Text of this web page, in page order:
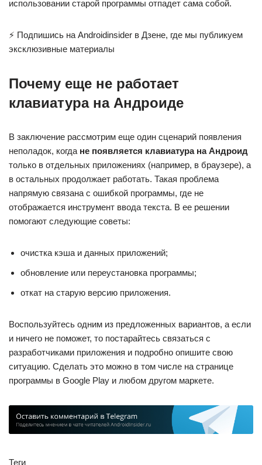
использовании старой программы отпадет сама собой.
⚡ Подпишись на Androidinsider в Дзене, где мы публикуем
эксклюзивные материалы
Почему еще не работает
клавиатура на Андроиде
В заключение рассмотрим еще один сценарий появления
неполадок, когда не появляется клавиатура на Андроид
только в отдельных приложениях (например, в браузере), а
в остальных продолжает работать. Такая проблема
напрямую связана с ошибкой программы, где не
отображается инструмент ввода текста. В ее решении
помогают следующие советы:
очистка кэша и данных приложений;
обновление или переустановка программы;
откат на старую версию приложения.
Воспользуйтесь одним из предложенных вариантов, а если
и ничего не поможет, то постарайтесь связаться с
разработчиками приложения и подробно опишите свою
ситуацию. Сделать это можно в том числе на странице
программы в Google Play и любом другом маркете.
Теги